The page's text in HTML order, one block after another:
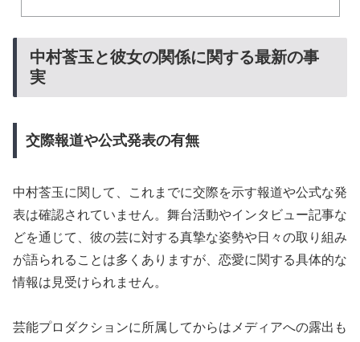
中村莟玉と彼女の関係に関する最新の事
実
交際報道や公式発表の有無
中村莟玉に関して、これまでに交際を示す報道や公式な発
表は確認されていません。舞台活動やインタビュー記事な
どを通じて、彼の芸に対する真摯な姿勢や日々の取り組み
が語られることは多くありますが、恋愛に関する具体的な
情報は見受けられません。
芸能プロダクションに所属してからはメディアへの露出も